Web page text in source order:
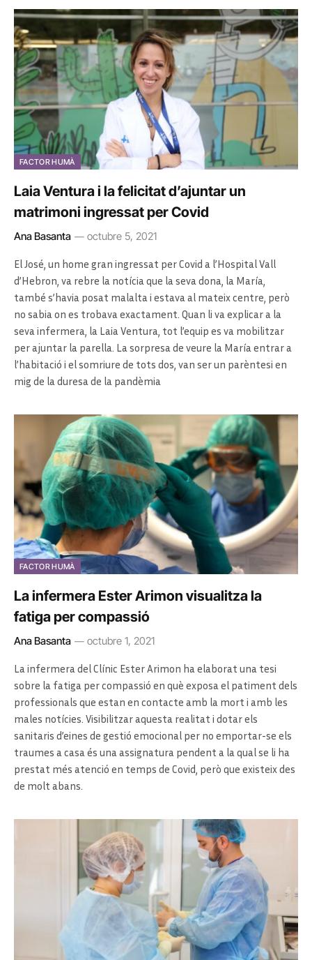
FACTOR HUMÀ
Laia Ventura i la felicitat d’ajuntar un
matrimoni ingressat per Covid
Ana Basanta octubre 5, 2021
El José, un home gran ingressat per Covid a l’Hospital Vall
d’Hebron, va rebre la notícia que la seva dona, la María,
també s’havia posat malalta i estava al mateix centre, però
no sabia on es trobava exactament. Quan li va explicar a la
seva infermera, la Laia Ventura, tot l’equip es va mobilitzar
per ajuntar la parella. La sorpresa de veure la María entrar a
l’habitació i el somriure de tots dos, van ser un parèntesi en
mig de la duresa de la pandèmia
FACTOR HUMÀ
La infermera Ester Arimon visualitza la
fatiga per compassió
Ana Basanta octubre 1, 2021
La infermera del Clínic Ester Arimon ha elaborat una tesi
sobre la fatiga per compassió en què exposa el patiment dels
professionals que estan en contacte amb la mort i amb les
males notícies. Visibilitzar aquesta realitat i dotar els
sanitaris d’eines de gestió emocional per no emportar-se els
traumes a casa és una assignatura pendent a la qual se li ha
prestat més atenció en temps de Covid, però que existeix des
de molt abans.